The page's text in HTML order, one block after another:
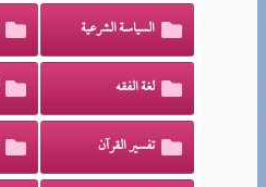
السياسة الشرعية
لغة الفقه
تفسير القرآن